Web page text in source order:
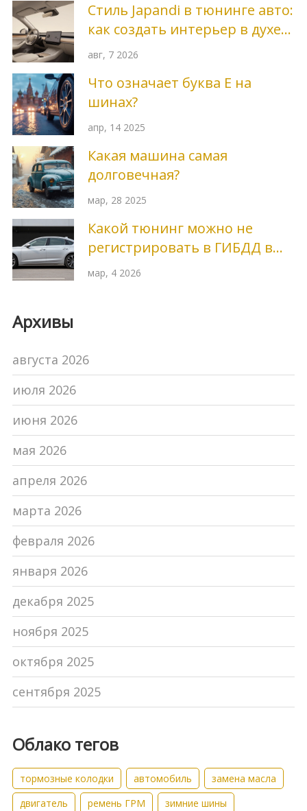
Стиль Japandi в тюнинге авто:
как создать интерьер в духе
скандинавского
эстетики
авг, 7 2026
Что означает буква Е на
шинах?
апр, 14 2025
Какая машина самая
долговечная?
мар, 28 2025
Какой тюнинг можно не
регистрировать в ГИБДД в
2026 году
мар, 4 2026
Архивы
августа 2026
июля 2026
июня 2026
мая 2026
апреля 2026
марта 2026
февраля 2026
января 2026
декабря 2025
ноября 2025
октября 2025
сентября 2025
Облако тегов
тормозные колодки автомобиль
замена масла
двигатель
ремень ГРМ
зимние шины